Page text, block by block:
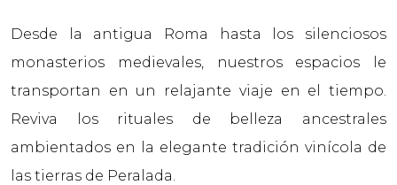
Desde la antigua Roma hasta los silenciosos
monasterios medievales, nuestros espacios le
transportan en un relajante viaje en el tiempo.
Reviva los rituales de belleza ancestrales
ambientados en la elegante tradición vinícola de
las tierras de Peralada.